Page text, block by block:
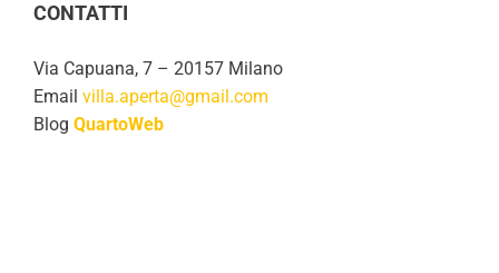
CONTATTI
Via Capuana, 7 – 20157 Milano
Email villa.aperta@gmail.com
Blog QuartoWeb